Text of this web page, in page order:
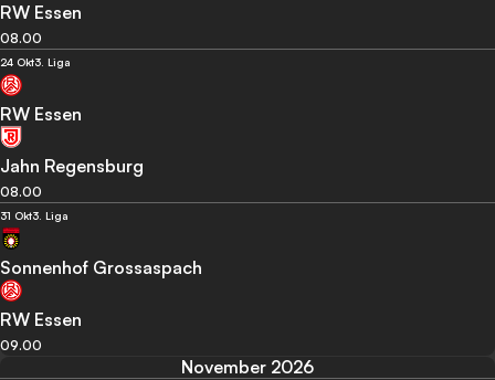
RW Essen
08.00
24 Okt3. Liga
RW Essen
Jahn Regensburg
08.00
31 Okt3. Liga
Sonnenhof Grossaspach
RW Essen
09.00
November 2026